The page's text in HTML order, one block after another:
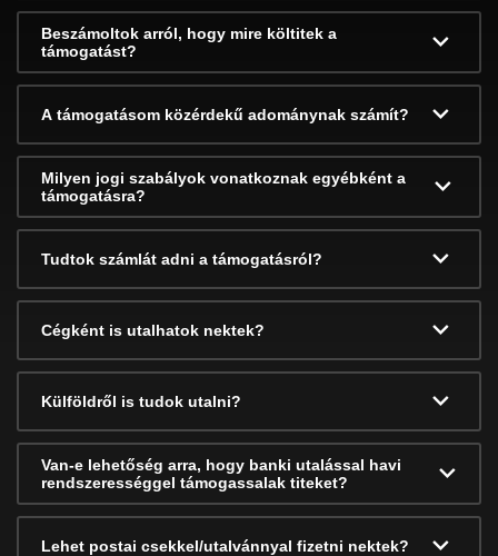
Beszámoltok arról, hogy mire költitek a
támogatást?
A támogatásom közérdekű adománynak számít?
Milyen jogi szabályok vonatkoznak egyébként a
támogatásra?
Tudtok számlát adni a támogatásról?
Cégként is utalhatok nektek?
Külföldről is tudok utalni?
Van-e lehetőség arra, hogy banki utalással havi
rendszerességgel támogassalak titeket?
Lehet postai csekkel/utalvánnyal fizetni nektek?